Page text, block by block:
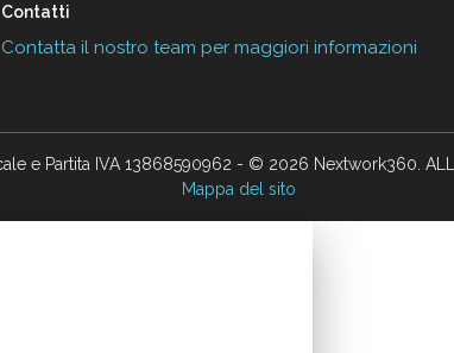
Contatti
Contatta il nostro team per maggiori informazioni
e Partita IVA 13868590962 - © 2026 Nextwork360. ALL
Mappa del sito